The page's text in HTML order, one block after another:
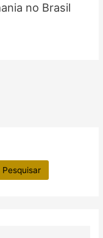
no Brasil
Pesquisar